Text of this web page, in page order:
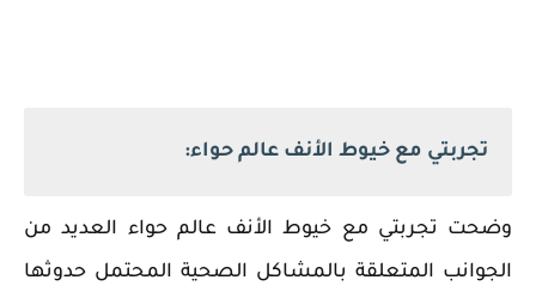
تجربتي مع خيوط الأنف عالم حواء:
وضحت تجربتي مع خيوط الأنف عالم حواء العديد من
الجوانب المتعلقة بالمشاكل الصحية المحتمل حدوثها